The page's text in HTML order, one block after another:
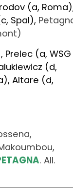
(a,
Spal),
Prelec (a, WSG
(d,
Altare (d,
. All.